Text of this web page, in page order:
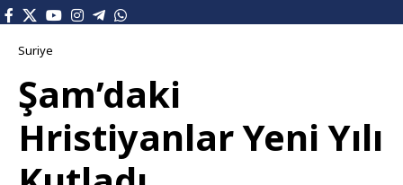
Suriye
Şam’daki
Hristiyanlar Yeni Yılı